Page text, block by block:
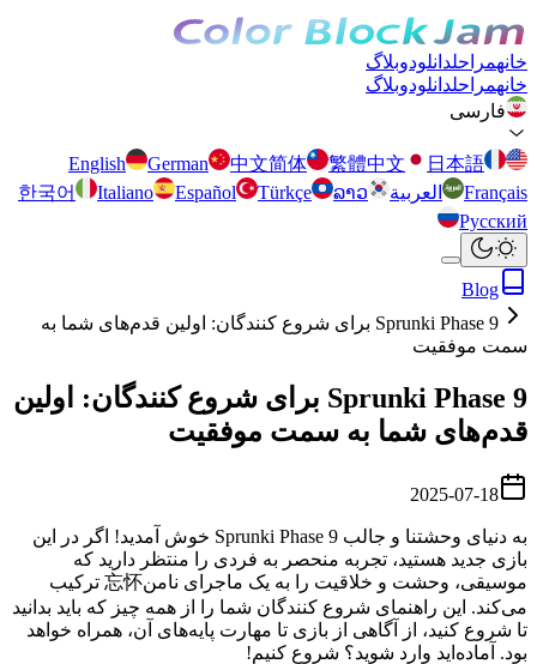
خانهمراحلدانلودوبلاگ
خانهمراحلدانلودوبلاگ
فارسی
English German 中文简体 繁體中文
日本語
Français
العربية 한국어 Italiano Español Türkçe
ລາວ
Русский
Blog
Sprunki Phase 9 برای شروع کنندگان: اولین قدم‌های شما به
سمت موفقیت
Sprunki Phase 9 برای شروع کنندگان: اولین
قدم‌های شما به سمت موفقیت
2025-07-18
به دنیای وحشتنا و جالب Sprunki Phase 9 خوش آمدید! اگر در این
بازی جدید هستید، تجربه منحصر به فردی را منتظر دارید که
موسیقی، وحشت و خلاقیت را به یک ماجرای نامن忘怀 ترکیب
می‌کند. این راهنمای شروع کنندگان شما را از همه چیز که باید بدانید
تا شروع کنید، از آگاهی از بازی تا مهارت پایه‌های آن، همراه خواهد
بود. آماده‌اید وارد شوید؟ شروع کنیم!